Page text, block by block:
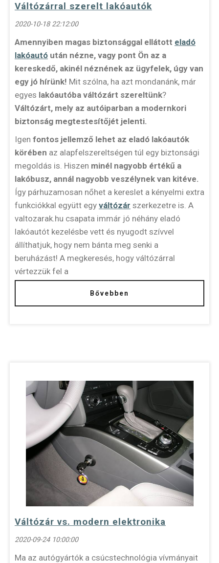
Váltózárral szerelt lakóautók
2020-10-18 22:12:00
Amennyiben magas biztonsággal ellátott eladó
lakóautó után nézne, vagy pont Ön az a
kereskedő, akinél néznének az ügyfelek, úgy van
egy jó hírünk! Mit szólna, ha azt mondanánk, már
egyes lakóautóba váltózárt szereltünk?
Váltózárt, mely az autóiparban a modernkori
biztonság megtestesítőjét jelenti.
Igen fontos jellemző lehet az eladó lakóautók
körében az alapfelszereltségen túl egy biztonsági
megoldás is. Hiszen minél nagyobb értékű a
lakóbusz, annál nagyobb veszélynek van kitéve.
Így párhuzamosan nőhet a kereslet a kényelmi extra
funkciókkal együtt egy váltózár szerkezetre is. A
valtozarak.hu csapata immár jó néhány eladó
lakóautót kezelésbe vett és nyugodt szívvel
állíthatjuk, hogy nem bánta meg senki a
beruházást! A megkeresés, hogy váltózárral
vértezzük fel a
Bővebben
Váltózár vs. modern elektronika
2020-09-24 10:00:00
Ma az autógyártók a csúcstechnológia vívmányait